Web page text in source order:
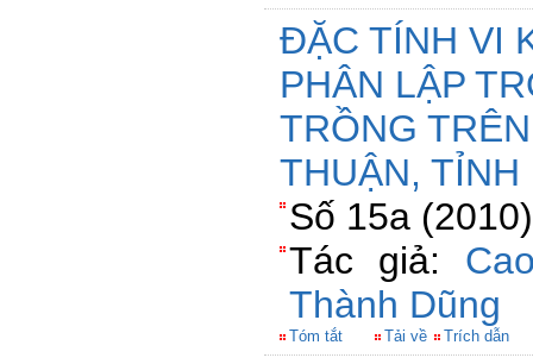
ĐẶC TÍNH VI
PHÂN LẬP
TRỒNG
THUẬN,
Số 15a
Tác giả:
Thành Dũng
Tóm tắt Tải về Trích dẫn